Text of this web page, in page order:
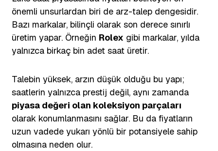
önemli unsurlardan biri de arz-talep dengesidir.
Bazı markalar, bilinçli olarak son derece sınırlı
üretim yapar. Örneğin Rolex gibi markalar, yılda
yalnızca birkaç bin adet saat üretir.
Talebin yüksek, arzın düşük olduğu bu yapı;
saatlerin yalnızca prestij değil, aynı zamanda
piyasa değeri olan koleksiyon parçaları
olarak konumlanmasını sağlar. Bu da fiyatların
uzun vadede yukarı yönlü bir potansiyele sahip
olmasına neden olur.